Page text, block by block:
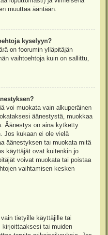
muuttaa ääntään.
kyselyyn?
on foorumin ylläpitäjän
vaihtoehtoja kuin on sallittu,
voi muokata vain alkuperäinen
äänestystä, muokkaa
Äänestys on aina kytketty
Jos kukaan ei ole vielä
äänestyksen tai muokata mitä
käyttäjät ovat kuitenkin jo
voivat muokata tai poistaa
vaihtamisen kesken
tietyille käyttäjille tai
tai muiden